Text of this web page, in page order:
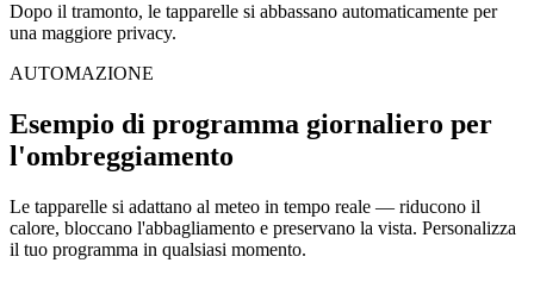
Dopo il tramonto, le tapparelle si abbassano automaticamente per
una maggiore privacy.
AUTOMAZIONE
Esempio di programma giornaliero per
l'ombreggiamento
Le tapparelle si adattano al meteo in tempo reale — riducono il
calore, bloccano l'abbagliamento e preservano la vista. Personalizza
il tuo programma in qualsiasi momento.